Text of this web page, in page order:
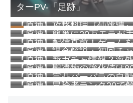
ターPV-「足跡」
【原神】攻撃料理『仙跳牆
ニ・エビのむき身・松茸〉
【原神】簡単に20万モラが
ーユエ)港の『豪華・貴重な
【原神】配信直前！ゲーム
付けたいことなどまとめ
【原神】課金解説：初回チ
スはパックごと！空月の祝
【原神】新ガチャ情報？海
う性が高そうなリークが・
【原神】聖遺物の強化値は
効率よく継承するポイント
【原神】完凸バーバラの自
しいものをあなたに』の安
【原神】冒険者ランク20で